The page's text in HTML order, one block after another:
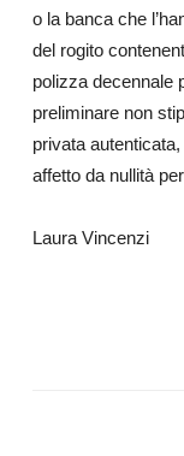
o la banca che
del rogito
polizza decennale
preliminare non
privata
affetto da nullità
Laura Vincenzi